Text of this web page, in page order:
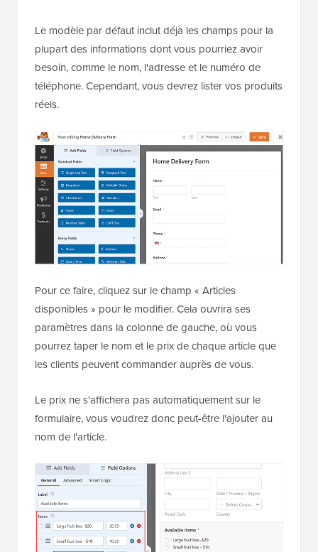
Le modèle par défaut inclut déjà les champs pour la
plupart des informations dont vous pourriez avoir
besoin, comme le nom, l'adresse et le numéro de
téléphone. Cependant, vous devrez lister vos produits
réels.
Pour ce faire, cliquez sur le champ « Articles
disponibles » pour le modifier. Cela ouvrira ses
paramètres dans la colonne de gauche, où vous
pourrez taper le nom et le prix de chaque article que
les clients peuvent commander auprès de vous.
Le prix ne s'affichera pas automatiquement sur le
formulaire, vous voudrez donc peut-être l'ajouter au
nom de l'article.